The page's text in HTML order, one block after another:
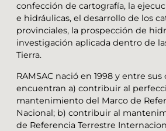
confección de cartografía, la
e hidráulicas, el desarrollo de los
provinciales, la prospección de
investigación aplicada dentro de
Tierra.
RAMSAC nació en 1998 y entre sus
encuentran a) contribuir al
mantenimiento del Marco de
Nacional; b) contribuir al
de Referencia Terrestre